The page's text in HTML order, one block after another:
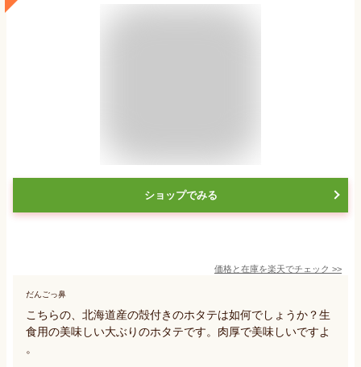
ショップでみる
価格と在庫を楽天でチェック >>
だんごっ鼻
こちらの、北海道産の殻付きのホタテは如何でしょうか？生
食用の美味しい大ぶりのホタテです。肉厚で美味しいですよ
。